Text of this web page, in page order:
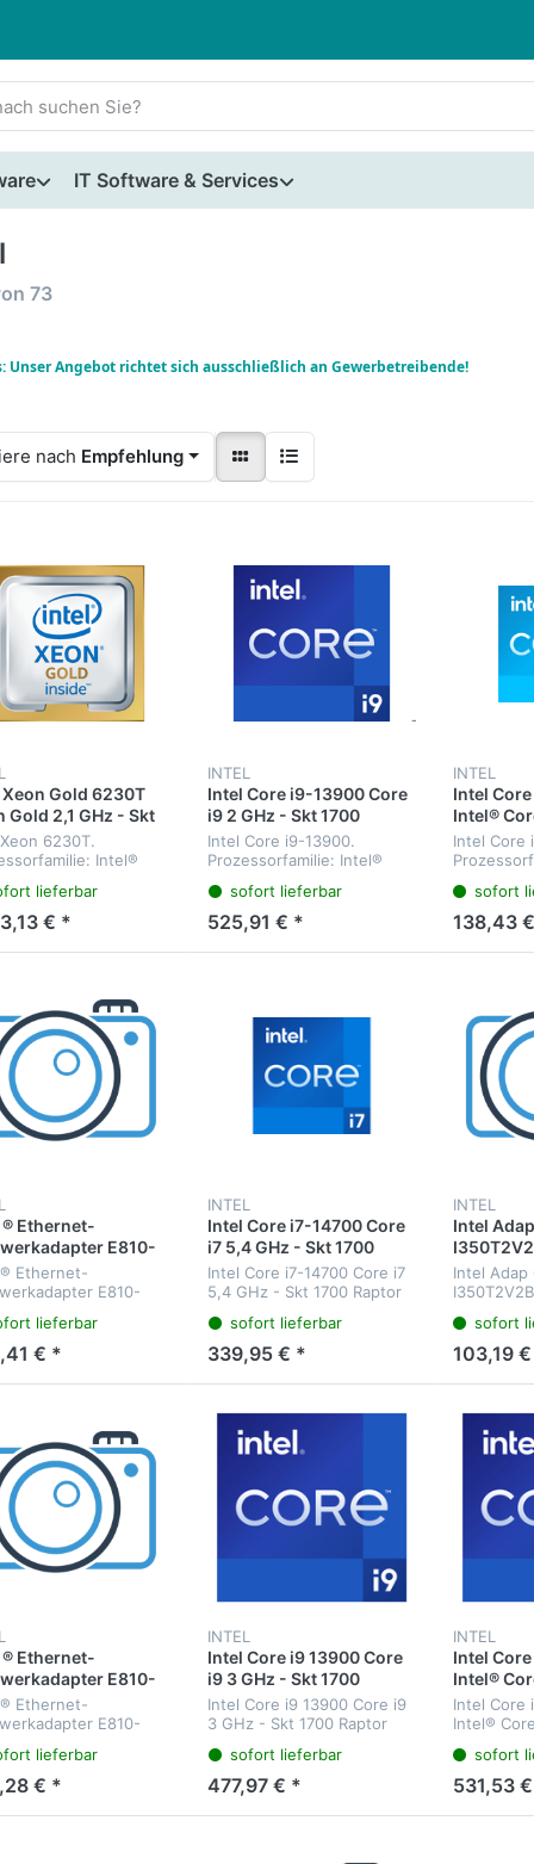
IT Software & Services
73
Unser Angebot richtet sich ausschließlich an Gewerbetreibende!
nach Empfehlung
Gold 6230T
Gold 2,1 GHz - Skt
Cascade Lake
6230T.
Intel®
Prozessor
14 nm.
Hexa-
lieferbar
€ *
INTEL
Intel Core i9-13900 Core
i9 2 GHz - Skt 1700
Raptor Lake
Intel Core i9-13900.
Prozessorfamilie: Intel®
LGA 1700,
Prozessorhersteller: Intel.
Speicherkanäle:
Zweikanalig, Maximaler
sofort lieferbar
525,91 € *
INTEL
Intel
Intel®
1700,
64-Bit,
Intel Core
LGA 1700,
sofort
138,43
Ethernet-
E810-
- Eingebaut -
- PCI
- Grün - Silber
Ethernet-
E810-
- PCI
- Faser - Schwarz
- Silber - Ethernet-
E810-
lieferbar
€ *
INTEL
Intel Core i7-14700 Core
i7 5,4 GHz - Skt 1700
Raptor Lake
Intel Core i7-14700 Core i7
5,4 GHz - Skt 1700 Raptor
(33M Cache - up to 5.40
GHz) FC-LGA16A - Tray
sofort lieferbar
339,95 € *
INTEL
Intel
bulk -
- PCI-
Intel Adap
Express -
Ethernet
sofort
103,19
Ethernet-
E810-
- Eingebaut -
- PCI
- Grün - Silber
Ethernet-
E810-
- PCI
- Faser - Schwarz
- Silber - Ethernet-
E810-
lieferbar
€ *
INTEL
Intel Core i9 13900 Core
i9 3 GHz - Skt 1700
Raptor Lake
Intel Core i9 13900 Core i9
3 GHz - Skt 1700 Raptor
Cache - bis zu 5,80 GHz)
sofort lieferbar
477,97 € *
INTEL
Intel
Intel®
1700 -
64-Bit -
Intel Core
Intel®
- Intel®
MB Cache
sofort
531,53